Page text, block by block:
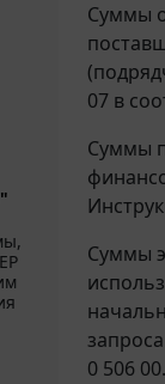
Суммы
07 в
Суммы
Суммы
0 506 00.